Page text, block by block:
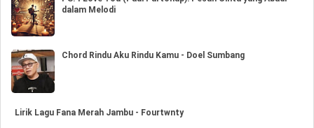
dalam Melodi
Chord Rindu Aku Rindu Kamu - Doel Sumbang
Lirik Lagu Fana Merah Jambu - Fourtwnty